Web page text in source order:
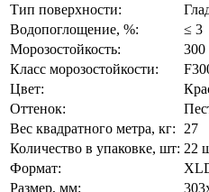
Тип поверхности:
Водопоглощение, %:
≤ 3
Морозостойкость:
300
Класс морозостойкости:
Цвет:
Оттенок:
Вес квадратного метра, кг:
27
Количество в упаковке, шт: 22
Формат:
Размер, мм: